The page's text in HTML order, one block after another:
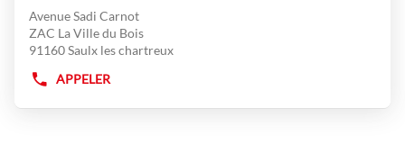
touche
ENTRÉE
pour
obtenir
plus
:
Avenue Sadi Carnot
ZAC La Ville du Bois
91160 Saulx les chartreux
APPELER
AFFICHER